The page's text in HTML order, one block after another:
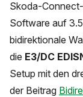
Skoda-
Software auf
bidirektionale
die E3/DC
Setup mit den
der Beitrag